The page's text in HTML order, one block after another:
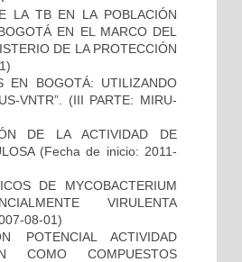
LA TB EN LA POBLACIÓN
EN EL MARCO DEL
DE LA PROTECCIÓN
EN BOGOTÁ: UTILIZANDO
VNTR”. (III PARTE: MIRU-
DE LA ACTIVIDAD DE
(Fecha de inicio: 2011-
DE MYCOBACTERIUM
VIRULENTA
08-01)
POTENCIAL ACTIVIDAD
COMO COMPUESTOS